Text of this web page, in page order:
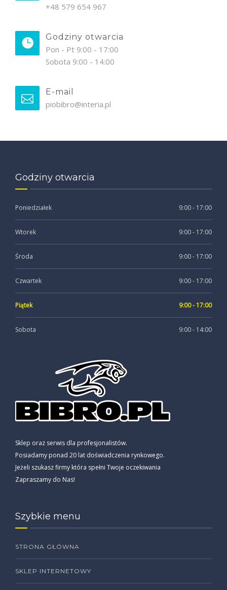
+48 579 654 967
Godziny otwarcia
Pon - Pt 9:00 - 17:00
Sobota 9:00 - 14:00
E-mail
piobibro@interia.pl
Godziny otwarcia
Poniedziałek 9:00 - 17:00
Wtorek 9:00 - 17:00
Środa 9:00 - 17:00
Czwartek 9:00 - 17:00
Piątek 9:00 - 17:00
Sobota 9:00 - 14:00
Sklep oraz serwis dla profesjonalistów.
Posiadamy ponad 20 lat doświadczenia rynkowego.
Jeżeli szukasz firmy która spełni Twoje oczekiwania
Zapraszamy do Nas!
Szybkie menu
STRONA GŁÓWNA
SKLEP INTERNETOWY